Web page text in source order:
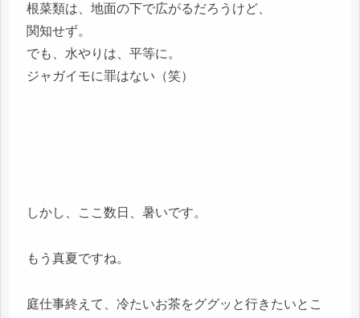
根菜類は、地面の下で広がるだろうけど、
関知せず。
でも、水やりは、平等に。
ジャガイモに罪はない（笑）
しかし、ここ数日、暑いです。
もう真夏ですね。
庭仕事終えて、冷たいお茶をググッと行きたいとこ